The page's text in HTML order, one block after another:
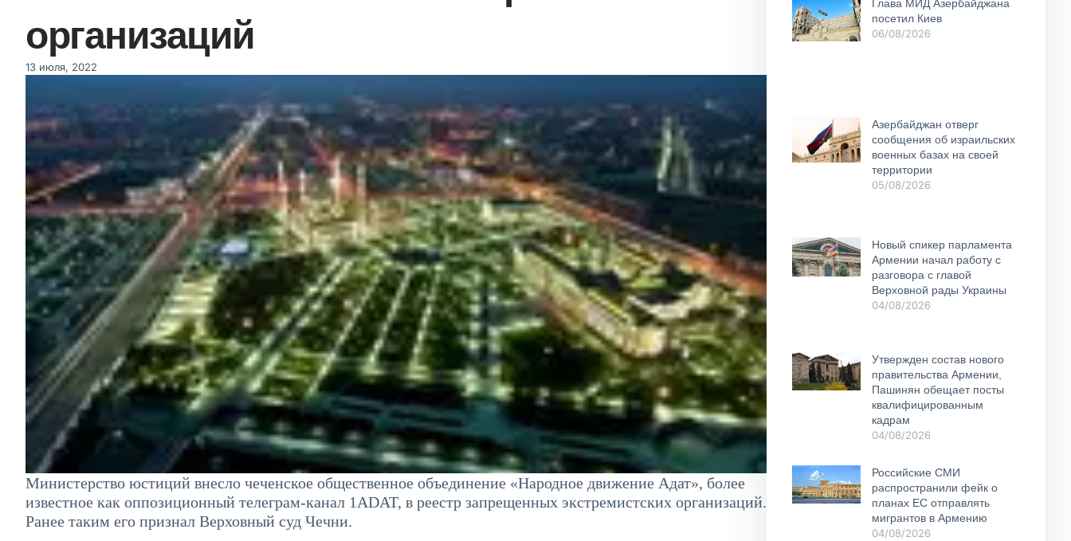
организаций
13 июля, 2022
Министерство юстиций внесло чеченское общественное объединение «Народное движение Адат», более
известное как оппозиционный телеграм-канал 1ADAT, в реестр запрещенных экстремистских организаций.
Ранее таким его признал Верховный суд Чечни.
Глава МИД Азербайджана
посетил Киев
06/08/2026
Азербайджан отверг
сообщения об израильских
военных базах на своей
территории
05/08/2026
Новый спикер парламента
Армении начал работу с
разговора с главой
Верховной рады Украины
04/08/2026
Утвержден состав нового
правительства Армении,
Пашинян обещает посты
квалифицированным
кадрам
04/08/2026
Российские СМИ
распространили фейк о
планах ЕС отправлять
мигрантов в Армению
04/08/2026